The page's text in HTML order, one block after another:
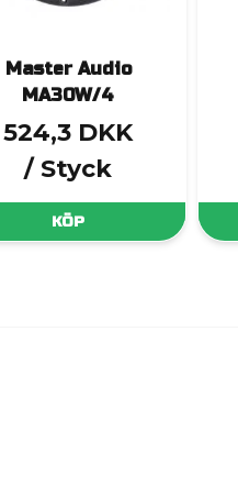
Master Audio
MA30W/4
524,3 DKK
/ Styck
KÖP